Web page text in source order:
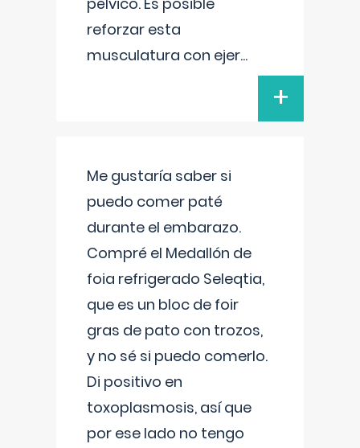
reforzar esta
musculatura con ejer...
+
Me gustaría saber si
puedo comer paté
durante el embarazo.
Compré el Medallón de
foia refrigerado Seleqtia,
que es un bloc de foir
gras de pato con trozos,
y no sé si puedo comerlo.
Di positivo en
toxoplasmosis, así que
por ese lado no tengo